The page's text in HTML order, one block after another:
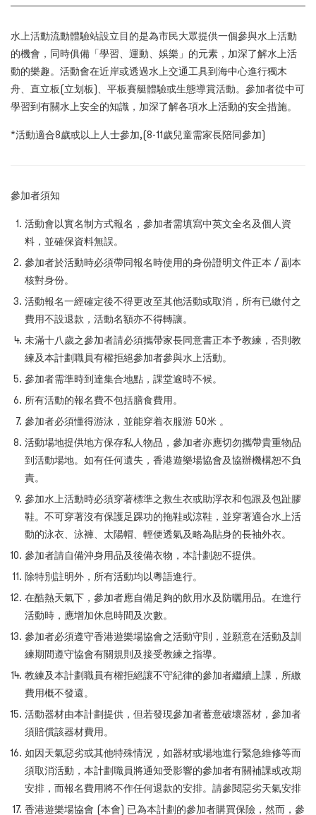
水上活動流動體驗站設立目的是為市民大眾提供一個參與水上活動
的機會，同時俱備「學習、運動、娛樂」的元素，加深了解水上活
動的樂趣。活動會在近岸或透過水上交通工具到海中心進行獨木
舟、直立板(立划板)、平板賽艇體驗或生態導賞活動。參加者從中可
學習到有關水上安全的知識，加深了解各項水上活動的安全措施。
*活動適合8歲或以上人士參加,(8-11歲兒童需家長陪同參加)
參加者須知
活動會以實名制方式報名，參加者需填寫中英文全名及個人資
料，並確保資料無誤。
參加者於活動時必須帶同報名時使用的身份證明文件正本 / 副本
核對身份。
活動報名一經確定後不得更改至其他活動或取消，所有已繳付之
費用不設退款，活動名額亦不得轉讓。
未滿十八歲之參加者請必須攜帶家長同意書正本予教練，否則教
練及本計劃職員有權拒絕參加者參與水上活動。
參加者需準時到達集合地點，課堂逾時不候。
所有活動的報名費不包括膳食費用。
參加者必須懂得游泳，並能穿着衣服游 50米 。
活動場地提供地方保存私人物品，參加者亦應切勿攜帶貴重物品
到活動場地。如有任何遺失，香港遊樂場協會及協辦機構恕不負
責。
參加水上活動時必須穿著標準之救生衣或助浮衣和包跟及包趾膠
鞋。不可穿著沒有保護足踝功的拖鞋或涼鞋，並穿著適合水上活
動的泳衣、泳褲、太陽帽、輕便透氣及略為貼身的長袖外衣。
參加者請自備沖身用品及後備衣物，本計劃恕不提供。
除特別註明外，所有活動均以粵語進行。
在酷熱天氣下，參加者應自備足夠的飲用水及防曬用品。在進行
活動時，應增加休息時間及次數。
參加者必須遵守香港遊樂場協會之活動守則，並願意在活動及訓
練期間遵守協會有關規則及接受教練之指導。
教練及本計劃職員有權拒絕讓不守紀律的參加者繼續上課，所繳
費用概不發還。
活動器材由本計劃提供，但若發現參加者蓄意破壞器材，參加者
須賠償該器材費用。
如因天氣惡劣或其他特殊情況，如器材或場地進行緊急維修等而
須取消活動，本計劃職員將通知受影響的參加者有關補課或改期
安排，而報名費用將不作任何退款的安排。請參閱惡劣天氣安排
香港遊樂場協會 (本會) 已為本計劃的參加者購買保險，然而，參